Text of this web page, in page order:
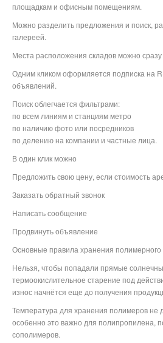
площадкам и офисным помещениям.
Можно разделить предложения и поиск,
галереей.
Места расположения складов можно сразу
Одним кликом оформляется подписка на
объявлений.
Поиск облегчается фильтрами:
по всем линиям и станциям метро
по наличию фото или посредников
по делению на компании и частные лица.
В один клик можно
Предложить свою цену, если стоимость
Заказать обратный звонок
Написать сообщение
Продвинуть объявление
Основные правила хранения полимерного
Нельзя, чтобы попадали прямые
термоокислительное старение под
износ начнётся еще до получения
Температура для хранения полимеров
особенно это важно для полипропилена,
сополимеров.